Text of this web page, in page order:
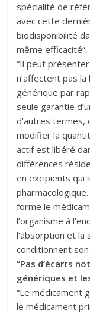
spécialité de
avec cette
biodisponibilité
même efficacité”,
“Il peut
n’affectent pas
générique par
seule garantie
d’autres termes,
modifier la
actif est libéré
différences
en excipients qui
forme le
l’organisme à
l’absorption et
conditionnent
“Pas d’écarts
génériques et
“Le médicament
le médicament